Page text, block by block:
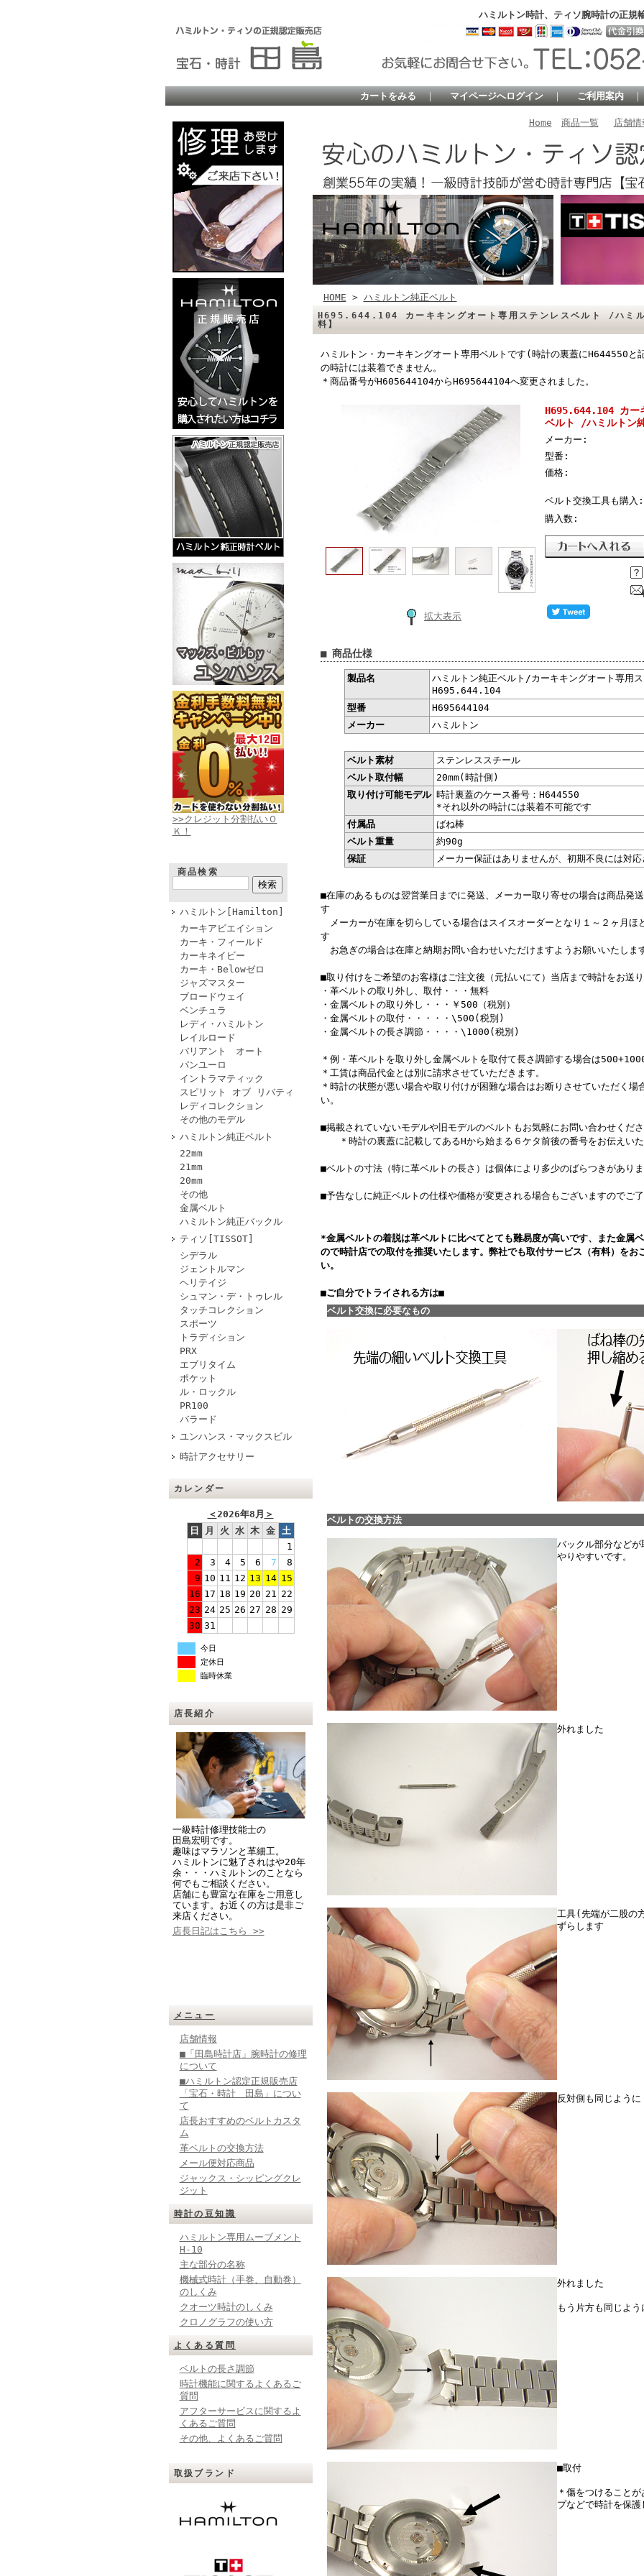
ハミルトン時計、ティソ腕時計の正規
カートをみる ｜ マイページへログイン ｜ ご利用案内
>>クレジット分割払いＯ
Ｋ！
商品検索
ハミルトン[Hamilton]
カーキアビエイション
カーキ・フィールド
カーキネイビー
カーキ・Belowゼロ
ジャズマスター
ブロードウェイ
ベンチュラ
レディ・ハミルトン
レイルロード
バリアント オート
パンユーロ
イントラマティック
スピリット オブ リバティ
レディコレクション
その他のモデル
ハミルトン純正ベルト
22mm
21mm
20mm
その他
金属ベルト
ハミルトン純正バックル
ティソ[TISSOT]
シデラル
ジェントルマン
ヘリテイジ
シュマン・デ・トゥレル
タッチコレクション
スポーツ
トラディション
PRX
エブリタイム
ポケット
ル・ロックル
PR100
バラード
ユンハンス・マックスビル
時計アクセサリー
カレンダー
＜2026年8月 ＞
日
月 火 水 木 金
土
1
2
3 4 5 6 7
8
9 10 11 12 13 14 15
16 17 18 19 20 21 22
23 24 25 26 27 28 29
30 31
今日
定休日
臨時休業
店長紹介
一級時計修理技能士の
田島宏明です。
趣味はマラソンと革細工。
ハミルトンに魅了されはや20年
余・・・ハミルトンのことなら
何でもご相談ください。
店舗にも豊富な在庫をご用意し
ています。お近くの方は是非ご
来店ください。
店長日記はこちら >>
メニュー
店舗情報
■「田島時計店」腕時計の修理
について
■ハミルトン認定正規販売店
「宝石・時計 田島」につい
て
店長おすすめのベルトカスタ
ム
革ベルトの交換方法
メール便対応商品
ジャックス・シッピングクレ
ジット
時計の豆知識
ハミルトン専用ムーブメント
H-10
主な部分の名称
機械式時計（手巻、自動巻）
のしくみ
クオーツ時計のしくみ
クロノグラフの使い方
よくある質問
ベルトの長さ調節
時計機能に関するよくあるご
質問
アフターサービスに関するよ
くあるご質問
その他、よくあるご質問
取扱ブランド
Home 商品一覧 店舗情
HOME > ハミルトン純正ベルト
H695.644.104 カーキキングオート専用ステンレスベルト /ハミル
料】
ハミルトン・カーキキングオート専用ベルトです(時計の裏蓋にH644550と
の時計には装着できません。
＊商品番号がH605644104からH695644104へ変更されました。
拡大表示
H695.644.104 カー
ベルト /ハミルトン
メーカー:
型番:
価格:
ベルト交換工具も購入:
購入数:
■ 商品仕様
製品名
ハミルトン純正ベルト/カーキキングオート専用
H695.644.104
型番
H695644104
メーカー
ハミルトン
ベルト素材
ステンレススチール
ベルト取付幅
20mm(時計側)
取り付け可能モデル 時計裏蓋のケース番号：H644550
*それ以外の時計には装着不可能です
付属品
ばね棒
ベルト重量
約90g
保証
メーカー保証はありませんが、初期不良には対
■在庫のあるものは翌営業日までに発送、メーカー取り寄せの場合は商品発
す
メーカーが在庫を切らしている場合はスイスオーダーとなり１～２ヶ月ほ
す
お急ぎの場合は在庫と納期お問い合わせいただけますようお願いいたしま
■取り付けをご希望のお客様はご注文後（元払いにて）当店まで時計をお送
・革ベルトの取り外し、取付・・・無料
・金属ベルトの取り外し・・・￥500（税別）
・金属ベルトの取付・・・・・\500(税別)
・金属ベルトの長さ調節・・・・\1000(税別)
＊例・革ベルトを取り外し金属ベルトを取付て長さ調節する場合は
＊工賃は商品代金とは別に請求させていただきます。
＊時計の状態が悪い場合や取り付けが困難な場合はお断りさせていただく場
い。
■掲載されていないモデルや旧モデルのベルトもお気軽にお問い合わせくだ
＊時計の裏蓋に記載してあるHから始まる６ケタ前後の番号をお伝えい
■ベルトの寸法（特に革ベルトの長さ）は個体により多少のばらつきがありま
■予告なしに純正ベルトの仕様や価格が変更される場合もございますのでご
*金属ベルトの着脱は革ベルトに比べてとても難易度が高いです、また金属
ので時計店での取付を推奨いたします。弊社でも取付サービス（有料）をお
い。
■ご自分でトライされる方は■
ベルト交換に必要なもの
ベルトの交換方法
バックル部分など
やりやすいです。
外れました
工具(先端が二股の
ずらします
反対側も同じように
外れました
もう片方も同じよ
■取付
＊傷をつけること
プなどで時計を保護